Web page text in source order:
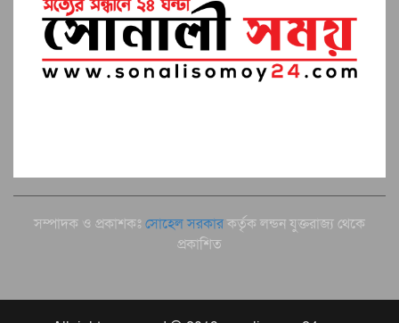
সম্পাদক ও প্রকাশকঃ সোহেল সরকারকর্তৃক লন্ডন যুক্তরাজ্য থেকে
প্রকাশিত